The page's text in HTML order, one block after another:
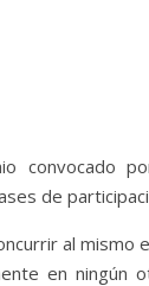
convocado
de
al mismo
en ningún